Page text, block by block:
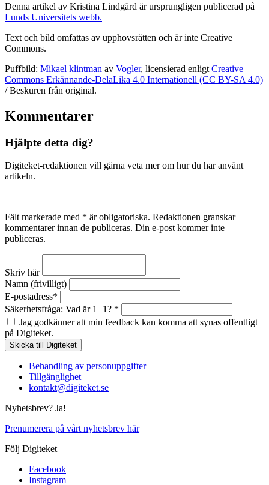
Denna artikel av Kristina Lindgärd är ursprungligen publicerad på
Lunds Universitets webb.
Text och bild omfattas av upphovsrätten och är inte Creative
Commons.
Puffbild: Mikael klintman av Vogler, licensierad enligt Creative
Commons Erkännande-DelaLika 4.0 Internationell (CC BY-SA 4.0)
/ Beskuren från original.
Kommentarer
Hjälpte detta dig?
Digiteket-redaktionen vill gärna veta mer om hur du har använt
artikeln.
Fält markerade med * är obligatoriska. Redaktionen granskar
kommentarer innan de publiceras. Din e-post kommer inte
publiceras.
Skriv här
Namn (frivilligt)
E-postadress*
Säkerhetsfråga: Vad är 1+1? *
Jag godkänner att min feedback kan komma att synas offentligt
på Digiteket.
Behandling av personuppgifter
Tillgänglighet
kontakt@digiteket.se
Nyhetsbrev? Ja!
Prenumerera på vårt nyhetsbrev här
Följ Digiteket
Facebook
Instagram